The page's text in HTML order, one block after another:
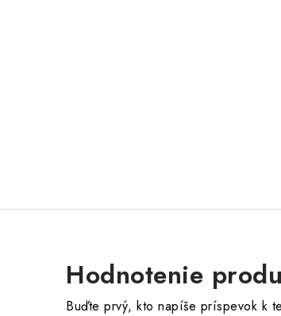
Hodnotenie
Buďte prvý, kto napíše príspevok k